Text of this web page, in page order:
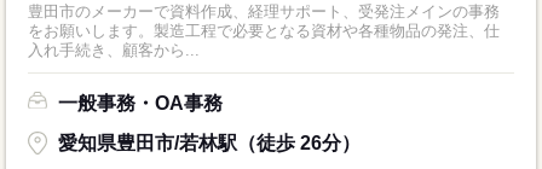
豊田市のメーカーで資料作成、経理サポート、受発注メインの事務
をお願いします。製造工程で必要となる資材や各種物品の発注、仕
入れ手続き、顧客から...
一般事務・OA事務
愛知県豊田市/若林駅（徒歩 26分）